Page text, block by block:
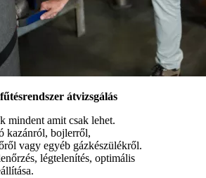
átvizsgálás
mindent amit csak lehet.
kazánról, bojlerről,
vagy egyéb gázkészülékről.
légtelenítés, optimális